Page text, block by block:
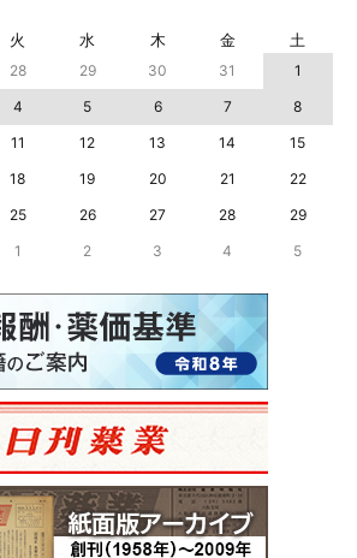
火 水 木 金 土
28 29 30 31
1
4 5 6 7
8
11 12 13 14
15
18 19 20 21
22
25 26 27 28
29
1 2 3 4 5